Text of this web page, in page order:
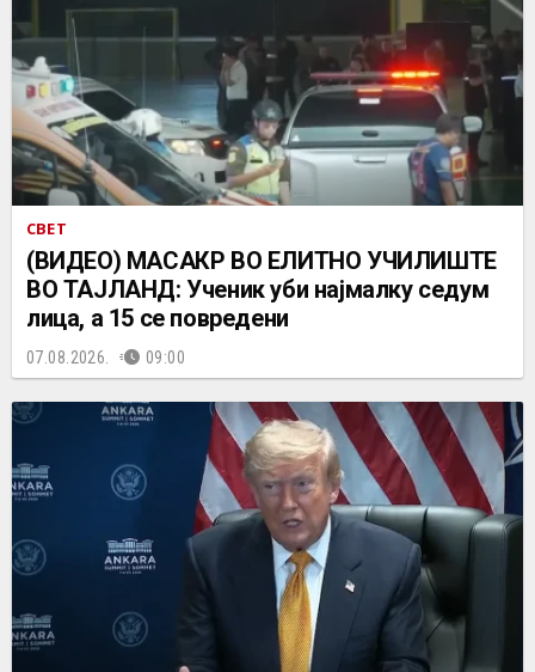
СВЕТ
(ВИДЕО) МАСАКР ВО ЕЛИТНО УЧИЛИШТЕ
ВО ТАЈЛАНД: Ученик уби најмалку седум
лица, а 15 се повредени
07.08.2026. 09:00